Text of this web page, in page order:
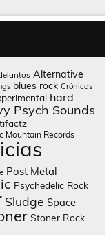
Alternative
blues rock Crónicas
hard
Psych Sounds
Mountain Records
Post Metal
Psychedelic Rock
Sludge Space
Stoner Rock